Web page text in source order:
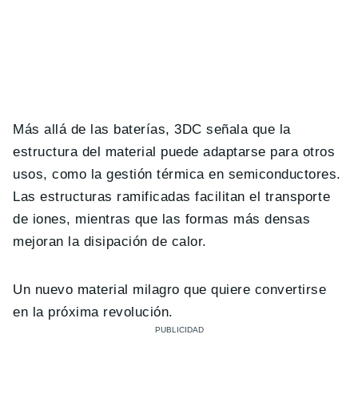
Más allá de las baterías, 3DC señala que la
estructura del material puede adaptarse para otros
usos, como la gestión térmica en semiconductores.
Las estructuras ramificadas facilitan el transporte
de iones, mientras que las formas más densas
mejoran la disipación de calor.
Un nuevo material milagro que quiere convertirse
en la próxima revolución.